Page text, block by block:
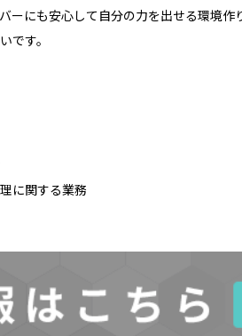
にも安心して自分の力を出せる環境作
です。
に関する業務